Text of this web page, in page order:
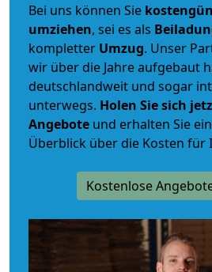
Bei uns können Sie
umziehen, sei es als
kompletter Umzug. Unser
wir über die Jahre aufgebaut
deutschlandweit und sogar
unterwegs. Holen Sie sich
Angebote und erhalten Sie
Überblick über die Kosten für
Kostenlose